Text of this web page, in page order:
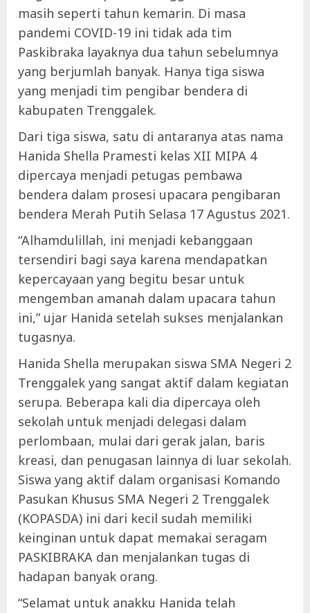
masih seperti tahun kemarin. Di masa
pandemi COVID-19 ini tidak ada tim
Paskibraka layaknya dua tahun sebelumnya
yang berjumlah banyak. Hanya tiga siswa
yang menjadi tim pengibar bendera di
kabupaten Trenggalek.
Dari tiga siswa, satu di antaranya atas nama
Hanida Shella Pramesti kelas XII MIPA 4
dipercaya menjadi petugas pembawa
bendera dalam prosesi upacara pengibaran
bendera Merah Putih Selasa 17 Agustus 2021.
“Alhamdulillah, ini menjadi kebanggaan
tersendiri bagi saya karena mendapatkan
kepercayaan yang begitu besar untuk
mengemban amanah dalam upacara tahun
ini,” ujar Hanida setelah sukses menjalankan
tugasnya.
Hanida Shella merupakan siswa SMA Negeri 2
Trenggalek yang sangat aktif dalam kegiatan
serupa. Beberapa kali dia dipercaya oleh
sekolah untuk menjadi delegasi dalam
perlombaan, mulai dari gerak jalan, baris
kreasi, dan penugasan lainnya di luar sekolah.
Siswa yang aktif dalam organisasi Komando
Pasukan Khusus SMA Negeri 2 Trenggalek
(KOPASDA) ini dari kecil sudah memiliki
keinginan untuk dapat memakai seragam
PASKIBRAKA dan menjalankan tugas di
hadapan banyak orang.
“Selamat untuk anakku Hanida telah